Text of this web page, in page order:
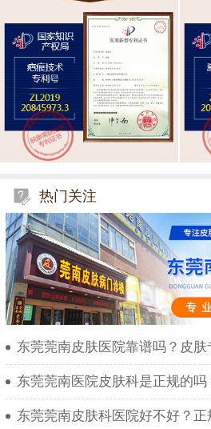
热门关注
东莞莞南皮肤医院靠谱吗？皮
东莞莞南医院皮肤科是正规的
东莞莞南皮肤科医院好不好？